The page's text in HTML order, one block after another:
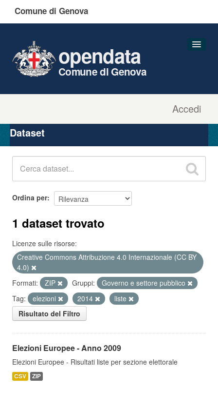
Comune di Genova
Accedi
opendata
Comune di Genova
Organizzazioni
Gruppi
Dataset
Ordina per
1 dataset trovato
Licenze sulle risorse:
Creative Commons Attribuzione 4.0 Internazionale (CC BY
4.0)
Formati:
ZIP Gruppi:
Governo e settore pubblico
Tag:
elezioni 2014
liste
Risultato del Filtro
Elezioni Europee - Anno 2009
Elezioni Europee - Risultati liste per sezione elettorale
CSV ZIP